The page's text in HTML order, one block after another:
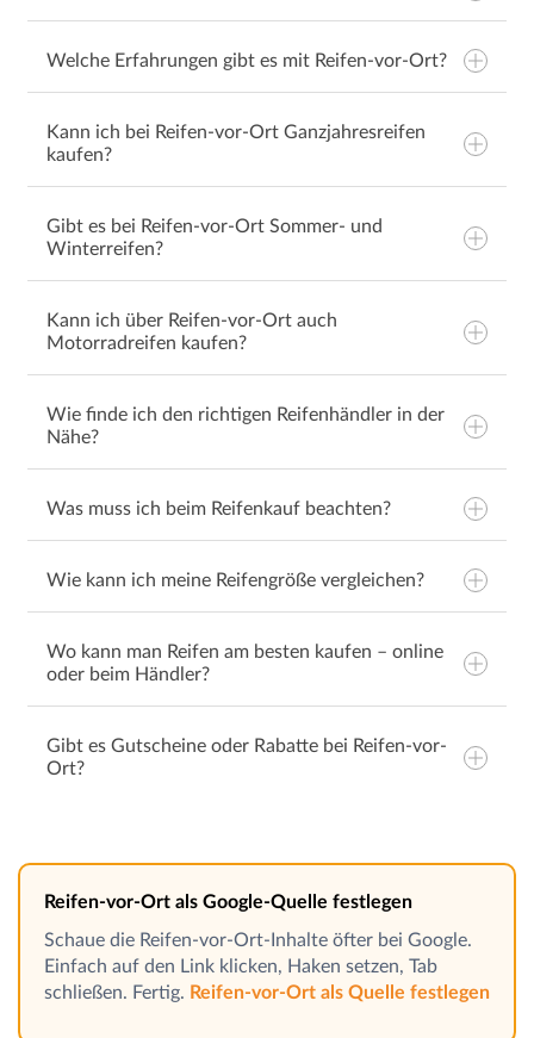
Welche Erfahrungen gibt es mit Reifen-vor-Ort?
Kann ich bei Reifen-vor-Ort Ganzjahresreifen
kaufen?
Gibt es bei Reifen-vor-Ort Sommer- und
Winterreifen?
Kann ich über Reifen-vor-Ort auch
Motorradreifen kaufen?
Wie finde ich den richtigen Reifenhändler in der
Nähe?
Was muss ich beim Reifenkauf beachten?
Reifengröße
Geschwindigkeits- und Lastfreigaben
Wie kann ich meine Reifengröße vergleichen?
Wo kann man Reifen am besten kaufen – online
oder beim Händler?
Gibt es Gutscheine oder Rabatte bei Reifen-vor-
Ort?
Reifen-vor-Ort als Google-Quelle festlegen
Schaue die Reifen-vor-Ort-Inhalte öfter bei Google.
Einfach auf den Link klicken, Haken setzen, Tab
schließen. Fertig. Reifen-vor-Ort als Quelle festlegen